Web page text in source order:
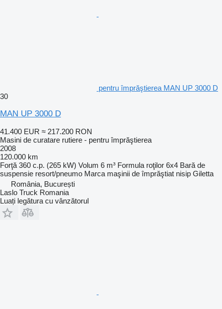
pentru împrăştierea MAN UP 3000 D
30
MAN UP 3000 D
41.400 EUR ≈ 217.200 RON
Masini de curatare rutiere - pentru împrăştierea
2008
120.000 km
Forţă 360 c.p. (265 kW) Volum 6 m³ Formula roţilor 6x4 Bară de
suspensie resort/pneumo Marca maşinii de împrăştiat nisip Giletta
România, București
Laslo Truck Romania
Luați legătura cu vânzătorul